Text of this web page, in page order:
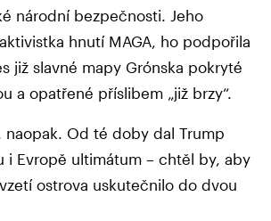
národní bezpečnosti. Jeho
hnutí MAGA, ho podpořila
již slavné mapy Grónska pokryté
a opatřené příslibem „již brzy“.
naopak. Od té doby dal Trump
i Evropě ultimátum – chtěl by, aby
ostrova uskutečnilo do dvou